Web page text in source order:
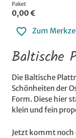
Paket
0,00 €
Zum
Baltische
Die Baltische
Schönheiten der
Form. Diese hier
klein und fein
Jetzt kommt noch